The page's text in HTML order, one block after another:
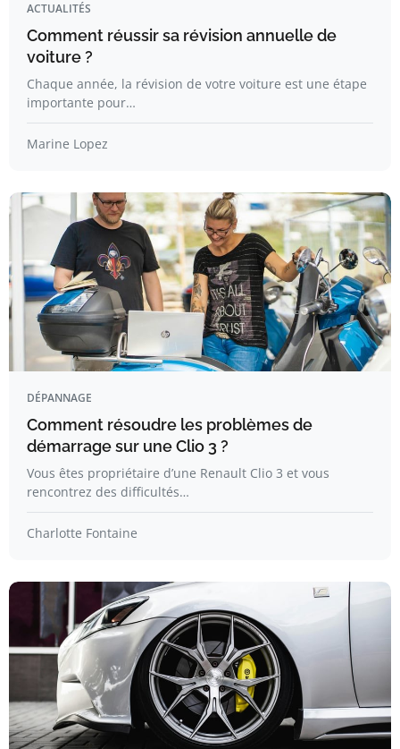
ACTUALITÉS
Comment réussir sa révision annuelle de
voiture ?
Chaque année, la révision de votre voiture est une étape
importante pour…
Marine Lopez
DÉPANNAGE
Comment résoudre les problèmes de
démarrage sur une Clio 3 ?
Vous êtes propriétaire d’une Renault Clio 3 et vous
rencontrez des difficultés…
Charlotte Fontaine